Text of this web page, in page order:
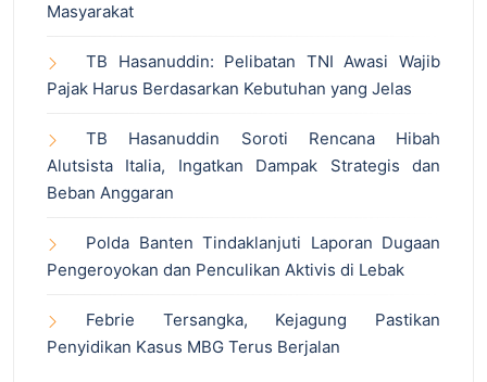
Masyarakat
TB Hasanuddin: Pelibatan TNI Awasi Wajib
Pajak Harus Berdasarkan Kebutuhan yang Jelas
TB Hasanuddin Soroti Rencana Hibah
Alutsista Italia, Ingatkan Dampak Strategis dan
Beban Anggaran
Polda Banten Tindaklanjuti Laporan Dugaan
Pengeroyokan dan Penculikan Aktivis di Lebak
Febrie Tersangka, Kejagung Pastikan
Penyidikan Kasus MBG Terus Berjalan